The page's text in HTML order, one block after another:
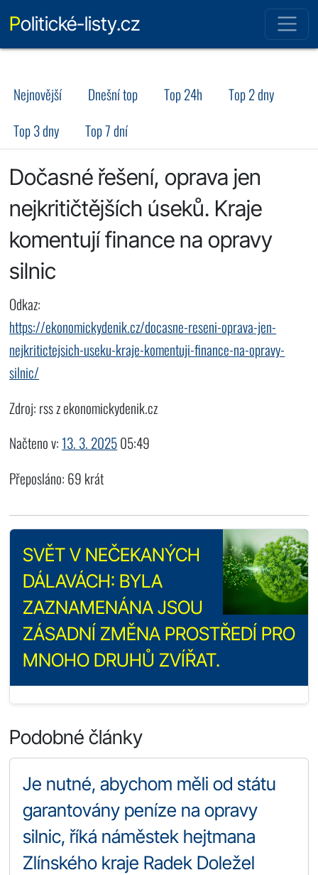
Politické-listy.cz
Nejnovější Dnešní top Top 24h
Top 2 dny
Top 3 dny
Top 7 dní
Dočasné řešení, oprava jen
nejkritičtějších úseků. Kraje
komentují finance na opravy
silnic
Odkaz:
https://ekonomickydenik.cz/docasne-reseni-oprava-jen-
nejkritictejsich-useku-kraje-komentuji-finance-na-opravy-
silnic/
Zdroj: rss z ekonomickydenik.cz
Načteno v:13. 3. 202505:49
Přeposláno: 69 krát
SVĚT V NEČEKANÝCH
DÁLAVÁCH: BYLA
ZAZNAMENÁNA JSOU
ZÁSADNÍ ZMĚNA PROSTŘEDÍ PRO
MNOHO DRUHŮ ZVÍŘAT.
Podobné články
Je nutné, abychom měli od státu
garantovány peníze na opravy
silnic, říká náměstek hejtmana
Zlínského kraje Radek Doležel